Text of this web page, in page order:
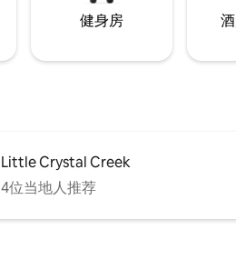
健身房
Little Crystal Creek
4位当地人推荐